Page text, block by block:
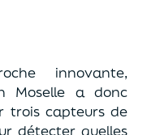
innovante,
Moselle a donc
trois capteurs de
détecter quelles